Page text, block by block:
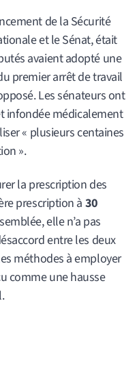
de la Sécurité
et le Sénat, était
avaient adopté une
premier arrêt de travail
Les sénateurs ont
infondée médicalement
« plusieurs centaines
».
la prescription des
prescription à 30
elle n’a pas
entre les deux
méthodes à employer
comme une hausse